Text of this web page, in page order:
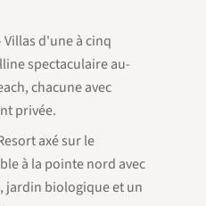
d'une à cinq
spectaculaire au-
chacune avec
privée.
axé sur le
à la pointe nord avec
jardin biologique et un